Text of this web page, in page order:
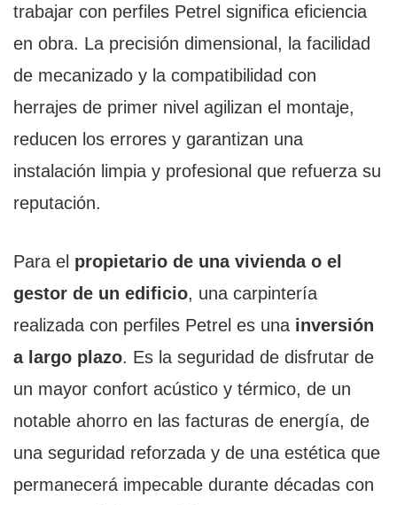
trabajar con perfiles Petrel significa eficiencia
en obra. La precisión dimensional, la facilidad
de mecanizado y la compatibilidad con
herrajes de primer nivel agilizan el montaje,
reducen los errores y garantizan una
instalación limpia y profesional que refuerza su
reputación.
Para el propietario de una vivienda o el
gestor de un edificio, una carpintería
realizada con perfiles Petrel es una inversión
a largo plazo. Es la seguridad de disfrutar de
un mayor confort acústico y térmico, de un
notable ahorro en las facturas de energía, de
una seguridad reforzada y de una estética que
permanecerá impecable durante décadas con